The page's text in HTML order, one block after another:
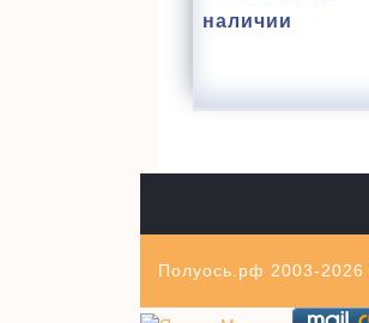
наличии
Полуось.рф 2003-2026